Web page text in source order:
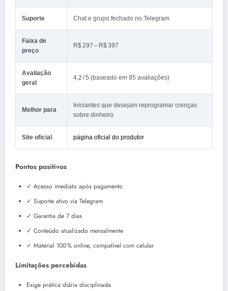
Suporte Chat e grupo fechado no Telegram
Faixa de
preço
R$ 297 – R$ 397
Avaliação
geral
4,2 / 5 (baseado em 85 avaliações)
Melhor para
Iniciantes que desejam reprogramar crenças
sobre dinheiro
Site oficial página oficial do produtor
Pontos positivos
✓ Acesso imediato após pagamento
✓ Suporte ativo via Telegram
✓ Garantia de 7 dias
✓ Conteúdo atualizado mensalmente
✓ Material 100 % online, compatível com celular
Limitações percebidas
Exige prática diária disciplinada